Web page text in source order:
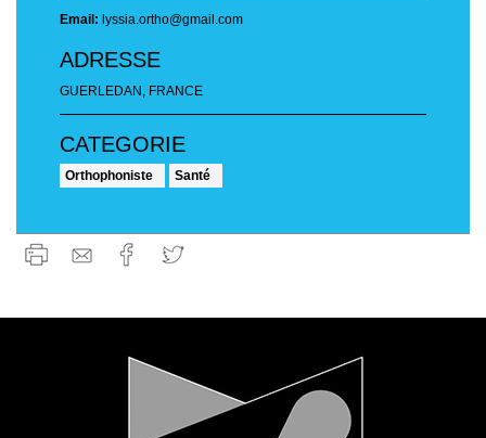
Email: lyssia.ortho@gmail.com
ADRESSE
GUERLEDAN, FRANCE
Orthophoniste Santé